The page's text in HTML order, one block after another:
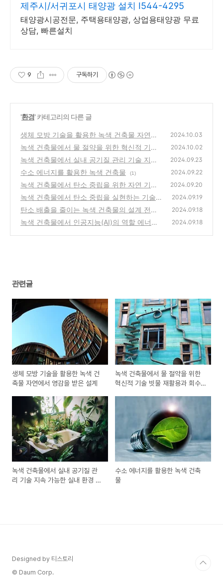
제주시/서귀포시 태양광 설치 I544-4295
태양광시공전문, 주택용태양광, 상업용태양광 무료
상담, 빠른설치
9 구독하기
'환경' 카테고리의 다른 글
생체 모방 기술을 활용한 녹색 건축물 자연에
서 영감을 받은 설계
(0)
2024.10.03
녹색 건축물에서 물 절약을 위한 혁신적 기술
빗물 재활용과 회수 시스템
(3)
2024.10.02
녹색 건축물에서 실내 공기질 관리 기술 지속
가능한 실내 환경 조성
(1)
2024.09.23
수소 에너지를 활용한 녹색 건축물 (1) 2024.09.22
녹색 건축물에서 탄소 중립을 위한 자연 기반
해결책 (Nature-Based Solutions)
(1)
2024.09.20
녹색 건축물에서 탄소 중립을 실현하는 기술
(4)
2024.09.19
탄소 배출을 줄이는 녹색 건축물의 설계 전략
(1)
2024.09.18
녹색 건축물에서 인공지능(AI)의 역할 에너지
2024.09.18
관련글
생체 모방 기술을 활용한 녹색 건
축물 자연에서 영감을 받은 설계
녹색 건축물에서 물 절약을 위한
혁신적 기술 빗물 재활용과 회수
녹색 건축물에서 실내 공기질 관
리 기술 지속 가능한 실내 환경 조
수소 에너지를 활용한 녹색 건축
물
Designed by 티스토리
© Daum Corp.